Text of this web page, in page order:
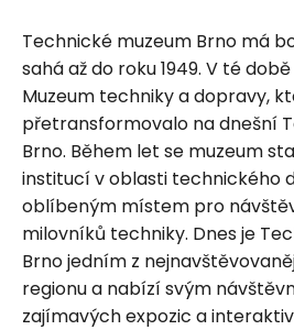
Technické muzeum Brno má
sahá až do roku 1949. V té
Muzeum techniky a dopravy,
přetransformovalo na dnešní
Brno. Během let se muzeum
institucí v oblasti technického
oblíbeným místem pro
milovníků techniky. Dnes je
Brno jedním z
regionu a nabízí svým
zajímavých expozic a